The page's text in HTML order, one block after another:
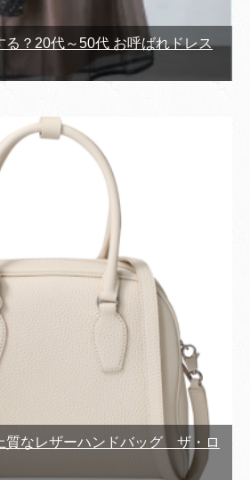
る？20代～50代 お呼ばれドレス
質なレザーハンドバッグ ザ・ロ